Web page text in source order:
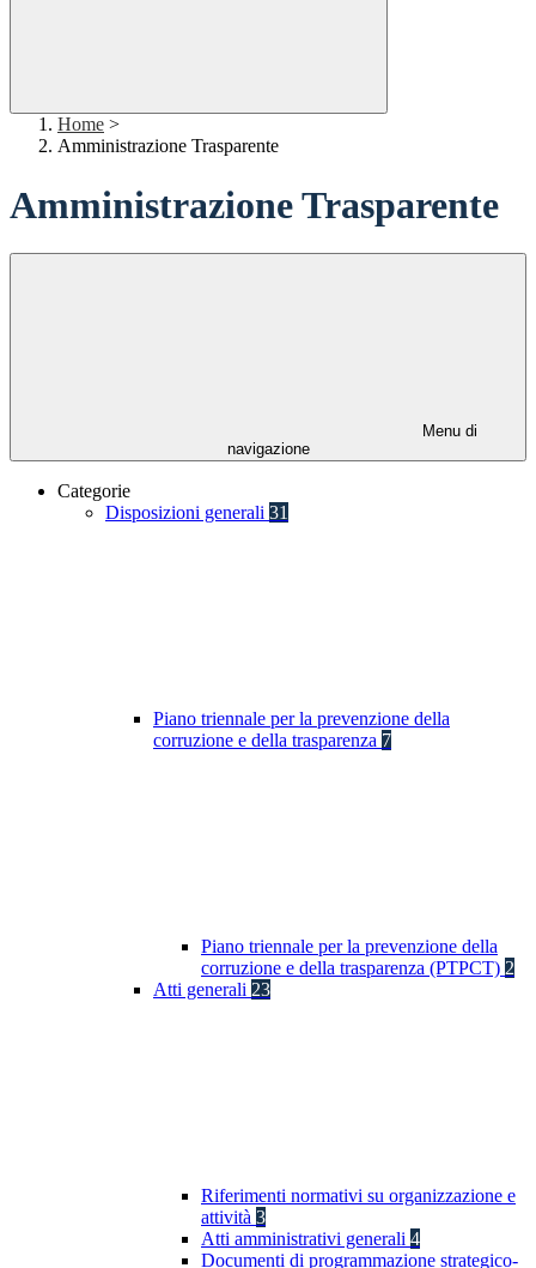
Home >
Amministrazione Trasparente
Amministrazione Trasparente
Menu di
navigazione
Categorie
Disposizioni generali 31
Piano triennale per la prevenzione della
corruzione e della trasparenza 7
Piano triennale per la prevenzione della
corruzione e della trasparenza (PTPCT) 2
Atti generali 23
Riferimenti normativi su organizzazione e
attività 3
Atti amministrativi generali 4
Documenti di programmazione strategico-